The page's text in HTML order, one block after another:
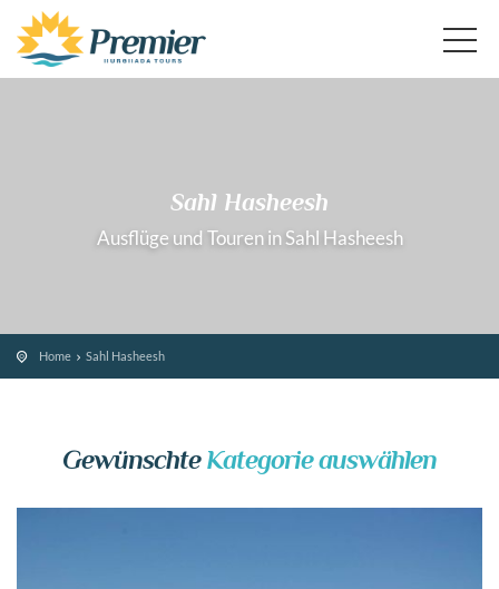
Sahl Hasheesh
Ausflüge und Touren in Sahl Hasheesh
Home Sahl Hasheesh
GewünschteKategorie auswählen